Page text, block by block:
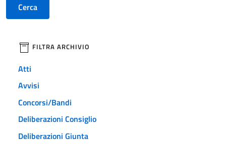
Cerca
filtri da applicare
FILTRA ARCHIVIO
Atti
Avvisi
Concorsi/Bandi
Deliberazioni Consiglio
Deliberazioni Giunta